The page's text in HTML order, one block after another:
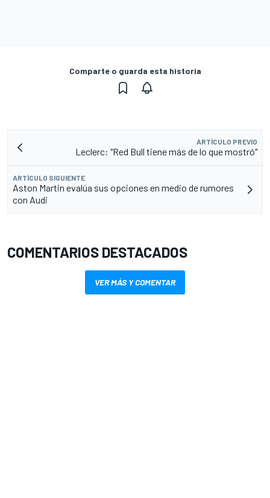
Comparte o guarda esta historia
ARTÍCULO PREVIO
Leclerc: "Red Bull tiene más de lo que mostró"
ARTÍCULO SIGUIENTE
Aston Martin evalúa sus opciones en medio de rumores
con Audi
COMENTARIOS DESTACADOS
VER MÁS Y COMENTAR